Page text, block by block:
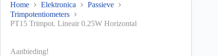
Home Elektronica
Passieve
Trimpotentiometers
PT15 Trimpot. Lineair 0.25W Horizontal
Aanbieding!